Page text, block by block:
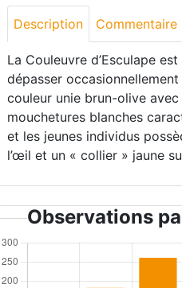
Description Commentaire
La Couleuvre d’Esculape
dépasser
couleur unie brun-olive
mouchetures blanches
et les jeunes individus
l’œil et un « collier » jaune
Observations